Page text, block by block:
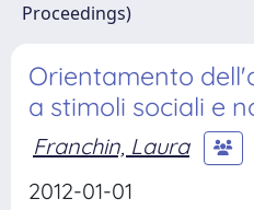
Proceedings)
Orientamento
a stimoli sociali e
Franchin, Laura
2012-01-01